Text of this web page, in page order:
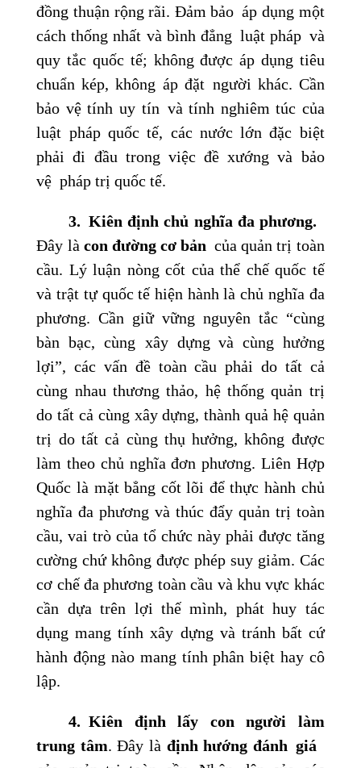
đồng thuận rộng rãi. Đảm bảo áp dụng một
cách thống nhất và bình đẳng luật pháp và
quy tắc quốc tế; không được áp dụng tiêu
chuẩn kép, không áp đặt người khác. Cần
bảo vệ tính uy tín và tính nghiêm túc của
luật pháp quốc tế, các nước lớn đặc biệt
phải đi đầu trong việc đề xướng và bảo
vệ pháp trị quốc tế.
3.Kiên định chủ nghĩa đa phương.
Đây là con đường cơ bản của quản trị toàn
cầu. Lý luận nòng cốt của thể chế quốc tế
và trật tự quốc tế hiện hành là chủ nghĩa đa
phương. Cần giữ vững nguyên tắc “cùng
bàn bạc, cùng xây dựng và cùng hưởng
lợi”, các vấn đề toàn cầu phải do tất cả
cùng nhau thương thảo, hệ thống quản trị
do tất cả cùng xây dựng, thành quả hệ quản
trị do tất cả cùng thụ hưởng, không được
làm theo chủ nghĩa đơn phương. Liên Hợp
Quốc là mặt bẳng cốt lõi để thực hành chủ
nghĩa đa phương và thúc đẩy quản trị toàn
cầu, vai trò của tổ chức này phải được tăng
cường chứ không được phép suy giảm. Các
cơ chế đa phương toàn cầu và khu vực khác
cần dựa trên lợi thế mình, phát huy tác
dụng mang tính xây dựng và tránh bất cứ
hành động nào mang tính phân biệt hay cô
lập.
4.Kiên định lấy con người làm
trung tâm. Đây là định hướng đánh giá